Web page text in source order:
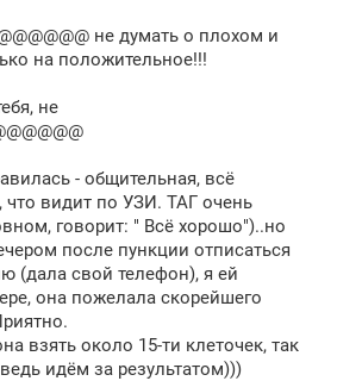
не думать о плохом и
на положительное!!!
не
- общительная, всё
что видит по УЗИ. ТАГ очень
говорит: " Всё хорошо")..но
после пункции отписаться
(дала свой телефон), я ей
она пожелала скорейшего
взять около 15-ти клеточек, так
идём за результатом)))